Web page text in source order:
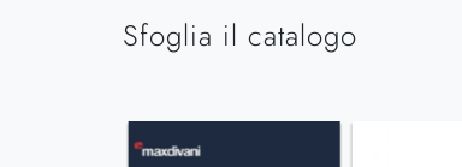
Sfoglia il catalogo